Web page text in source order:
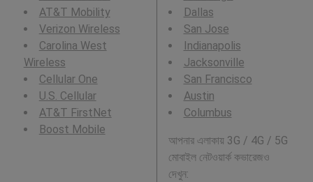
AT&T Mobility
Verizon Wireless
Carolina West
Wireless
Cellular One
U.S. Cellular
AT&T FirstNet
Boost Mobile
Dallas
San Jose
Indianapolis
Jacksonville
San Francisco
Austin
Columbus
আপনার এলাকায় 3G / 4G / 5G
মোবাইল নেটওয়ার্ক কভারেজও
দেখুন: